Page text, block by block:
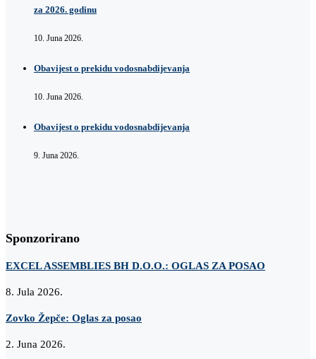
za 2026. godinu
10. Juna 2026.
Obavijest o prekidu vodosnabdijevanja
10. Juna 2026.
Obavijest o prekidu vodosnabdijevanja
9. Juna 2026.
Sponzorirano
EXCEL ASSEMBLIES BH D.O.O.: OGLAS ZA POSAO
8. Jula 2026.
Zovko Žepče: Oglas za posao
2. Juna 2026.